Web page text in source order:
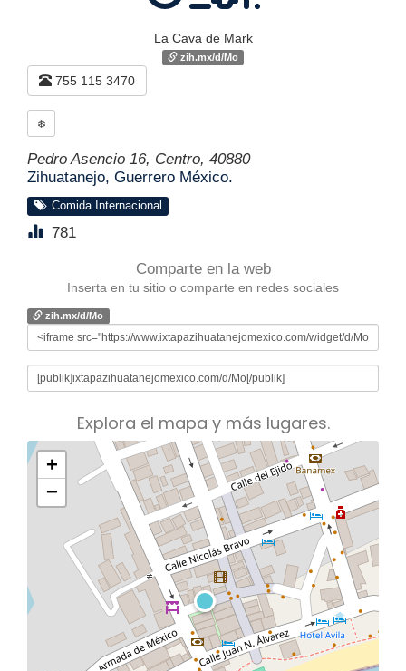
La Cava de Mark
zih.mx/d/Mo
755 115 3470
❄️
Pedro Asencio 16, Centro, 40880
Zihuatanejo, Guerrero México.
Comida Internacional
781
Comparte en la web
Inserta en tu sitio o comparte en redes sociales
zih.mx/d/Mo
Explora el mapa y más lugares.
+
−